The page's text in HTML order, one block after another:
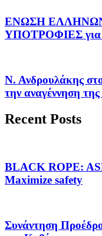
ΕΝΩΣΗ ΕΛΛΗΝΩΝ
ΥΠΟΤΡΟΦΙΕΣ για
Ν. Ανδρουλάκης
την αναγέννηση
Recent Posts
BLACK ROPE:
Maximize safety
Συνάντηση